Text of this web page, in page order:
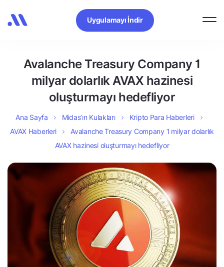
Uygulamayı İndir
Avalanche Treasury Company 1
milyar dolarlık AVAX hazinesi
oluşturmayı hedefliyor
Ana Sayfa Midas’ın Kulakları
Kripto Para Haberleri
AVAX Haberleri
Avalanche Treasury Company 1 milyar dolarlık
AVAX hazinesi oluşturmayı hedefliyor